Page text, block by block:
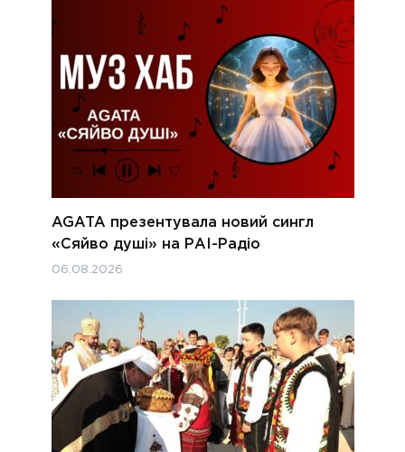
AGATA презентувала новий сингл
«Сяйво душі» на РАІ-Радіо
06.08.2026